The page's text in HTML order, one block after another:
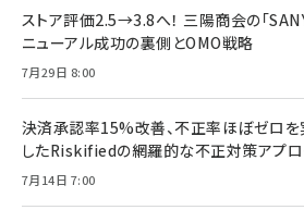
ストア評価2.5→3.8へ！ 三陽商会の「
ニューアル成功の裏側とOMO戦略
7月29日 8:00
決済承認率15%改善、不正率ほぼゼロを
したRiskifiedの網羅的な不正対策アプ
7月14日 7:00